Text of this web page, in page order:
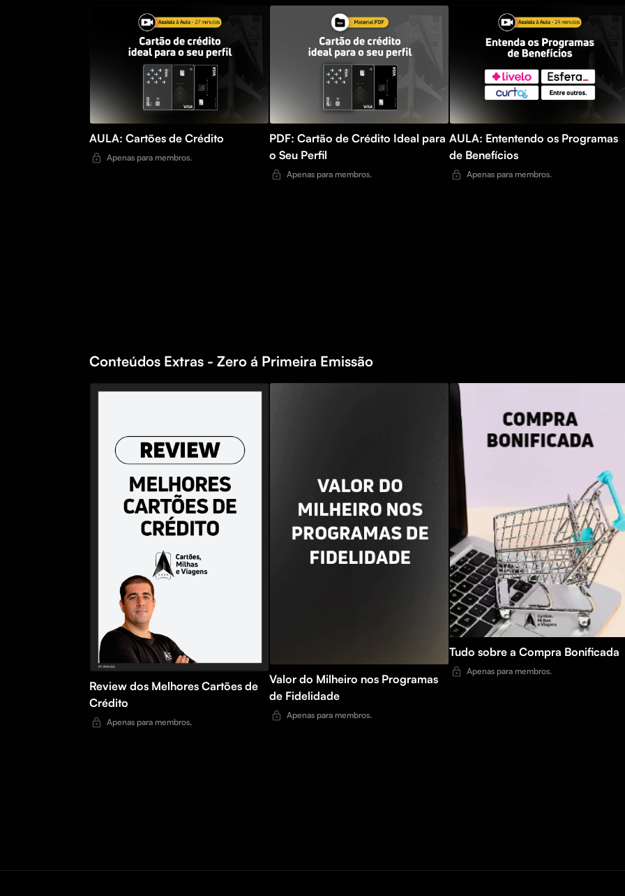
AULA: Cartões de Crédito
Apenas para membros.
PDF: Cartão de Crédito Ideal para
o Seu Perfil
Apenas para membros.
AULA: Ententendo os Programas
de Benefícios
Apenas para membros.
Conteúdos Extras - Zero á Primeira Emissão
Review dos Melhores Cartões de
Crédito
Apenas para membros.
Valor do Milheiro nos Programas
de Fidelidade
Apenas para membros.
Tudo sobre a Compra Bonificada
Apenas para membros.